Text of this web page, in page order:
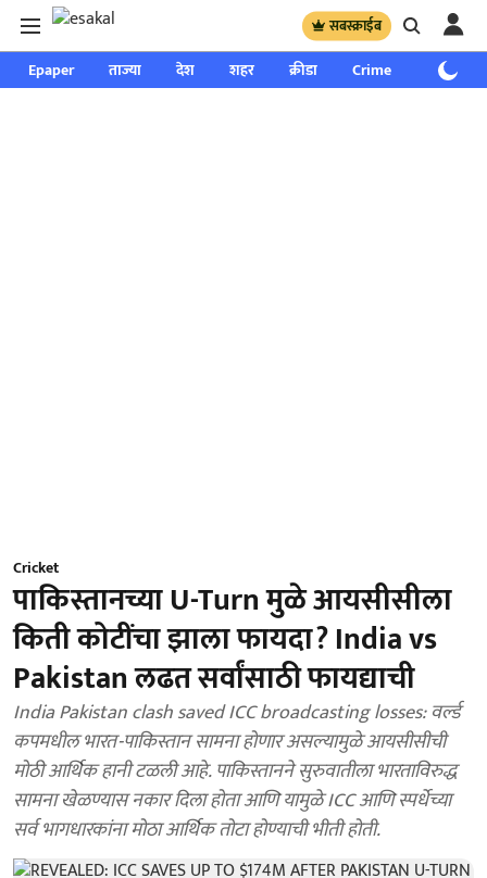
सबस्क्राईब
Epaper ताज्या देश शहर क्रीडा Crime साप्ताहिक
Cricket
पाकिस्तानच्या U-Turn मुळे आयसीसीला
किती कोटींचा झाला फायदा? India vs
Pakistan लढत सर्वांसाठी फायद्याची
India Pakistan clash saved ICC broadcasting losses: वर्ल्ड
कपमधील भारत-पाकिस्तान सामना होणार असल्यामुळे आयसीसीची
मोठी आर्थिक हानी टळली आहे. पाकिस्तानने सुरुवातीला भारताविरुद्ध
सामना खेळण्यास नकार दिला होता आणि यामुळे ICC आणि स्पर्धेच्या
सर्व भागधारकांना मोठा आर्थिक तोटा होण्याची भीती होती.